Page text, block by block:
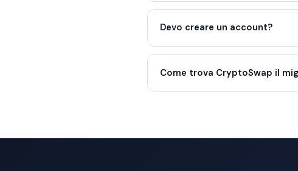
Devo creare un account?
Come trova CryptoSwap il